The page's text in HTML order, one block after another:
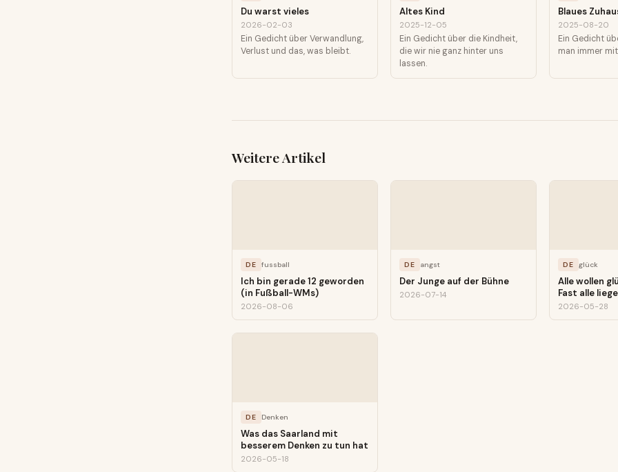
Du warst vieles
2026-02-03
Ein Gedicht über Verwandlung,
Verlust und das, was bleibt.
Altes Kind
2025-12-05
Ein Gedicht über die Kindheit,
die wir nie ganz hinter uns
lassen.
Blaues
2025-08-20
Ein Gedicht
man immer
Weitere Artikel
DE fussball
Ich bin gerade 12 geworden
(in Fußball-WMs)
2026-08-06
DE angst
Der Junge auf der Bühne
2026-07-14
DE glück
Alle wollen
Fast alle
2026-05-28
DE Denken
Was das Saarland mit
besserem Denken zu tun hat
2026-05-18